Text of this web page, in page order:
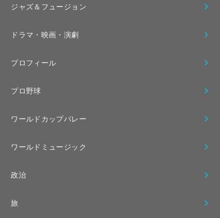
ジャズ＆フュージョン
ドラマ・映画・演劇
プロフィール
プロ野球
ワールドカップバレー
ワールドミュージック
政治
旅